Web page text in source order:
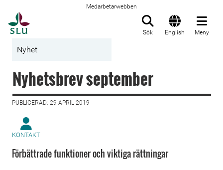
Medarbetarwebben
Sök English Meny
Nyhet
Nyhetsbrev september
PUBLICERAD: 29 APRIL 2019
KONTAKT
Förbättrade funktioner och viktiga rättningar